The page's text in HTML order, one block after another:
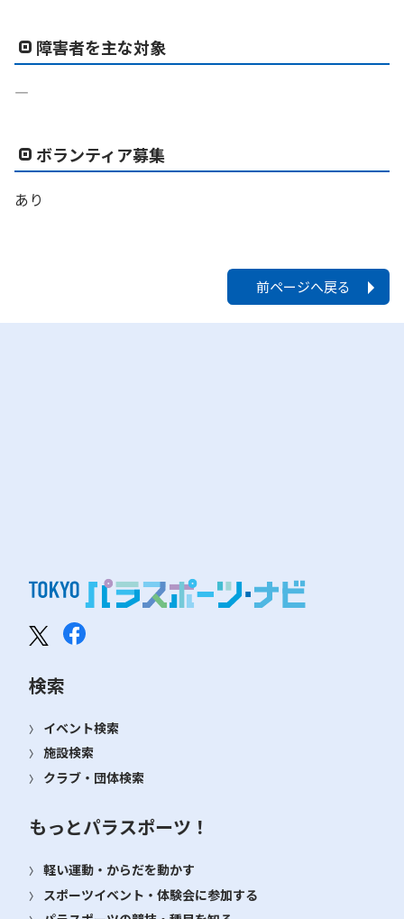
障害者を主な対象
―
ボランティア募集
あり
前ページへ戻る
検索
イベント検索
施設検索
クラブ・団体検索
もっとパラスポーツ！
軽い運動・からだを動かす
スポーツイベント・体験会に参加する